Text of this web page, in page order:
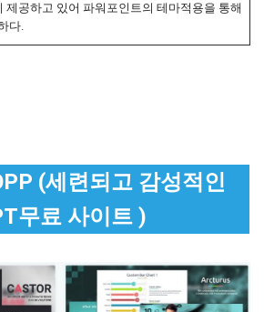
제공하고 있어 파워포인트의 테마적용을 통해
다.
(세련되고 감성적인
무료 사이트 )